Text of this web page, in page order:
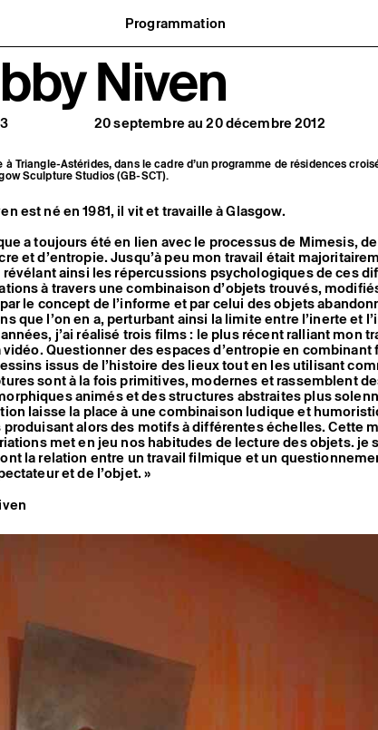
Programmation
Agenda : en cours et à venir
Expositions
Événements
Programmation éditoriale
Médiation
Publics associés
Niven
20 septembre au 20 décembre 2012
à Triangle-Astérides, dans le cadre d’un programme de résidences
Sculpture Studios (GB-SCT).
est né en 1981, il vit et travaille à Glasgow.
a toujours été en lien avec le processus de Mimesis,
et d’entropie. Jusqu’à peu mon travail était
ainsi les répercussions psychologiques de ces
à travers une combinaison d’objets trouvés,
le concept de l’informe et par celui des objets
que l’on en a, perturbant ainsi la limite entre l’inerte et
j’ai réalisé trois films : le plus récent ralliant mon
vidéo. Questionner des espaces d’entropie en
issus de l’histoire des lieux tout en les utilisant
sont à la fois primitives, modernes et rassemblent
animés et des structures abstraites plus
laisse la place à une combinaison ludique et
alors des motifs à différentes échelles. Cette
met en jeu nos habitudes de lecture des objets. je
la relation entre un travail filmique et un
et de l’objet. »